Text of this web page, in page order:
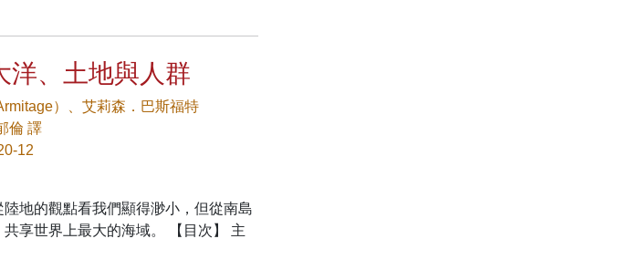
洋、土地與人群
）、艾莉森．巴斯福特
倫 譯
12
地的觀點看我們顯得渺小，但從南島
享世界上最大的海域。 【目次】 主